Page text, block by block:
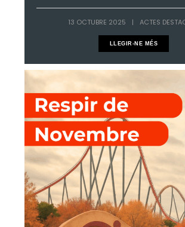
13 OCTUBRE 2025 | ACTES
LLEGIR-NE MÉS